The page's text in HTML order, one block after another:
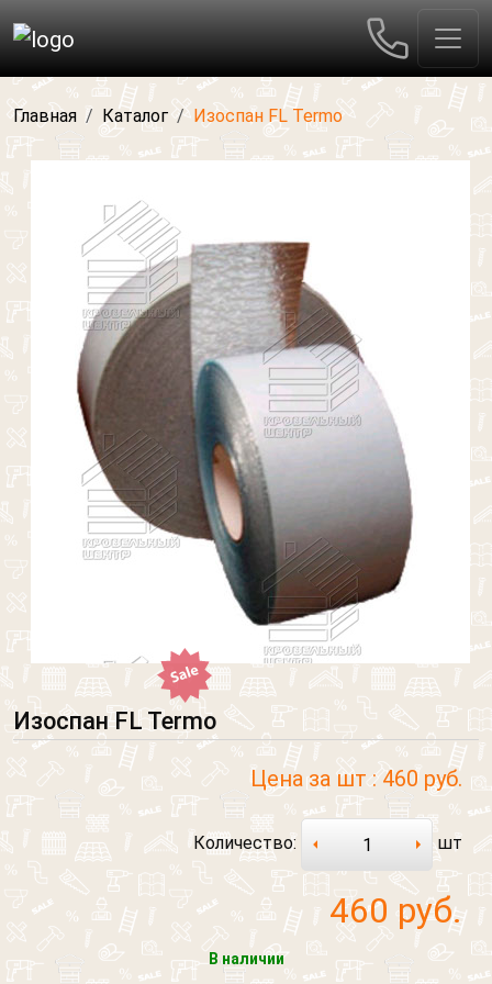
Главная Каталог Изоспан FL Termo
Изоспан FL Termo
Цена за шт :460 руб.
Количество: шт
460 руб.
В наличии